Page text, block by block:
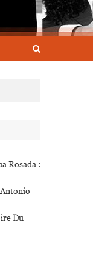
Rosada :
Du